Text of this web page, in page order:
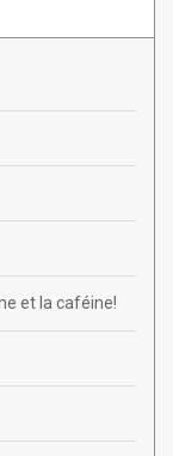
et la caféine!